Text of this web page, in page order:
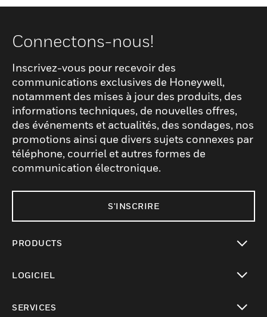
Connectons-nous!
Inscrivez-vous pour recevoir des
communications exclusives de Honeywell,
notamment des mises à jour des produits, des
informations techniques, de nouvelles offres,
des événements et actualités, des sondages, nos
promotions ainsi que divers sujets connexes par
téléphone, courriel et autres formes de
communication électronique.
S'INSCRIRE
PRODUCTS
LOGICIEL
SERVICES